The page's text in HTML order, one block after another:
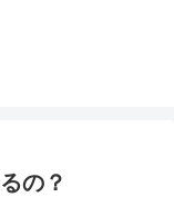
の？